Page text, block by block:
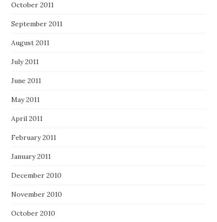
October 2011
September 2011
August 2011
July 2011
June 2011
May 2011
April 2011
February 2011
January 2011
December 2010
November 2010
October 2010